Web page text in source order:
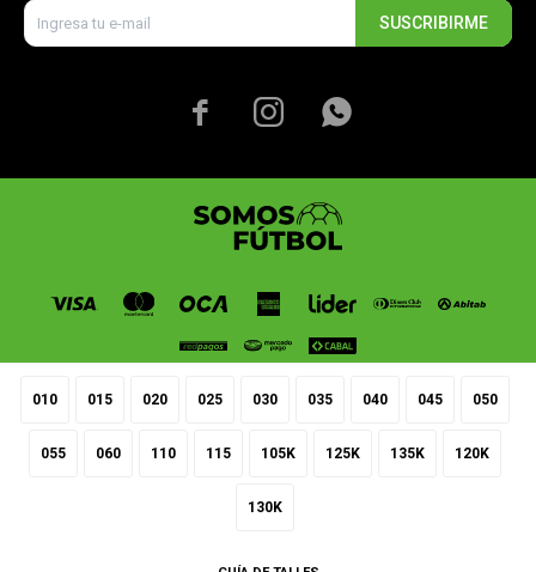
010 015 020 025 030 035 040 045 050
055 060 110 115 105K 125K 135K 120K
130K
SUSCRIBIRME
  
© Copyright 2026 / Somos Fútbol